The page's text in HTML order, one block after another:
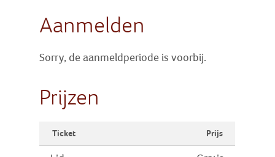
Aanmelden
Sorry, de aanmeldperiode is voorbij.
Prijzen
Ticket Prijs